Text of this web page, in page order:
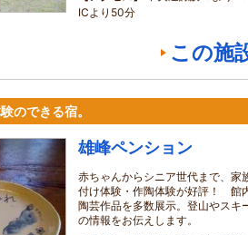
ICより50分
この施
のできる宿。
雄峰ペンション
赤ちゃんからシニア世代まで、家
付け体験・作陶体験が好評！ 館
陶芸作品を多数展示。登山やスキ
の情報をお伝えします。